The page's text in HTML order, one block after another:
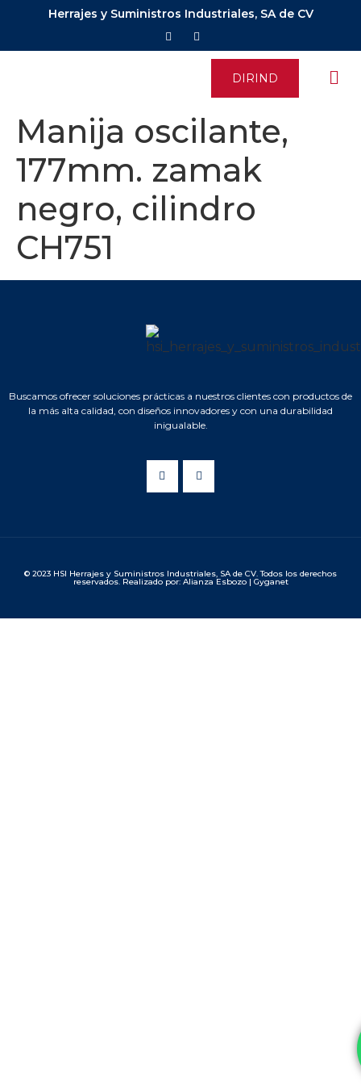
Herrajes y Suministros Industriales, SA de CV
DIRIND
Manija oscilante,
177mm. zamak
negro, cilindro
CH751
Buscamos ofrecer soluciones prácticas a nuestros clientes con productos de
la más alta calidad, con diseños innovadores y con una durabilidad
inigualable.
© 2023 HSI Herrajes y Suministros Industriales, SA de CV. Todos los derechos
reservados. Realizado por: Alianza Esbozo | Gyganet